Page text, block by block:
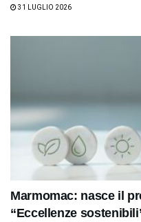
31 LUGLIO 2026
Marmomac: nasce il
“Eccellenze